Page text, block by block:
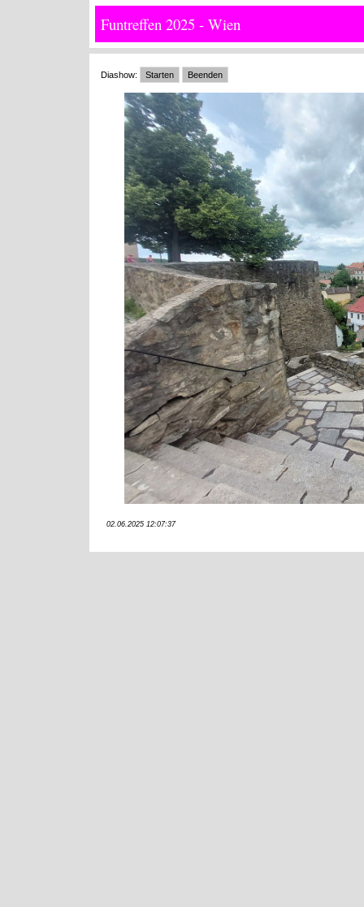
Funtreffen 2025 - Wien
Diashow: Starten Beenden
02.06.2025 12:07:37